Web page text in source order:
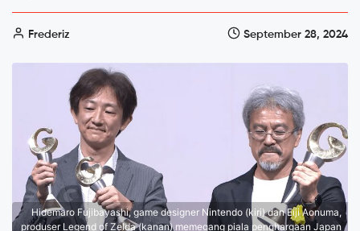
Frederiz September 28, 2024
Hidemaro Fujibayashi, game designer Nintendo (kiri) dan Eiji Aonuma,
produser Legend of Zelda (kanan) memegang piala penghargaan Japan